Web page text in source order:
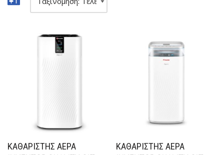
ΚΑΘΑΡΙΣΤΉΣ ΑΈΡΑ
ΚΑΘΑΡΙΣΤΉΣ ΑΈΡΑ